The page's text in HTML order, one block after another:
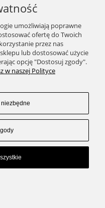
otrzymywać
umożliwiają poprawne
ofertę do Twoich
przez nas
lub dostosować użycie
opcję "Dostosuj zgody".
w naszej Polityce